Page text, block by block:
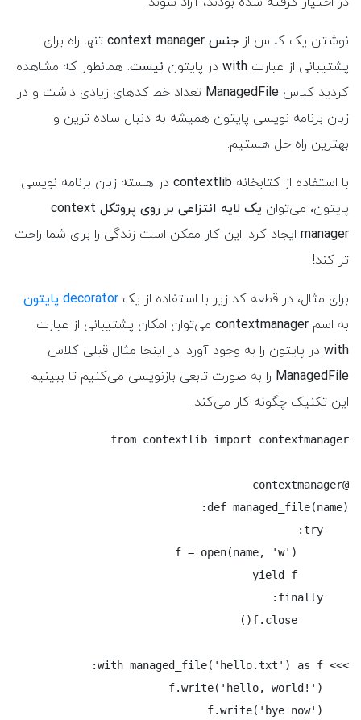
نوشتن یک کلاس از جنس context manager
تنها راه برای
پشتیبانی از عبارت with در پایتون نیست. همانطور که مشاهده
کردید کلاس ManagedFile تعداد خط کدهای زیادی داشت و در
زبان برنامه نویسی پایتون همیشه به دنبال ساده ترین و
بهترین راه حل هستیم.
با استفاده از کتابخانه contextlib در هسته زبان برنامه نویسی
پایتون، می‌توان
یک لایه انتزاعی بر روی پروتکل context
manager ایجاد کرد. این کار ممکن است زندگی را برای شما راحت
تر کند!
برای مثال، در قطعه کد زیر با استفاده از یک decorator پایتون
به اسم contextmanager می‌توان امکان پشتیبانی از عبارت
with در پایتون را به وجود آورد. در اینجا مثال قبلی کلاس
ManagedFile را به صورت تابعی بازنویسی می‌کنیم تا ببینیم
این تکنیک چگونه کار می‌کند.